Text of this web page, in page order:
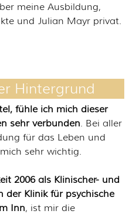
meine Ausbildung,
und Julian Mayr privat.
Hintergrund
fühle ich mich dieser
sehr verbunden . Bei aller
für das Leben und
sehr wichtig.
2006 als Klinischer- und
der Klinik für psychische
Inn, ist mir die